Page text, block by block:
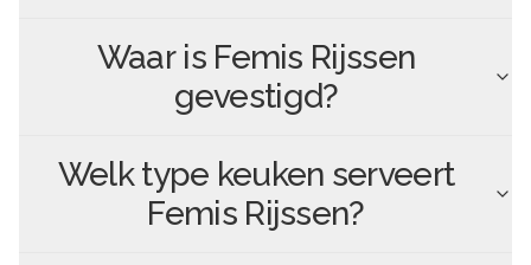
Waar is Femis Rijssen
gevestigd?
Welk type keuken serveert
Femis Rijssen?